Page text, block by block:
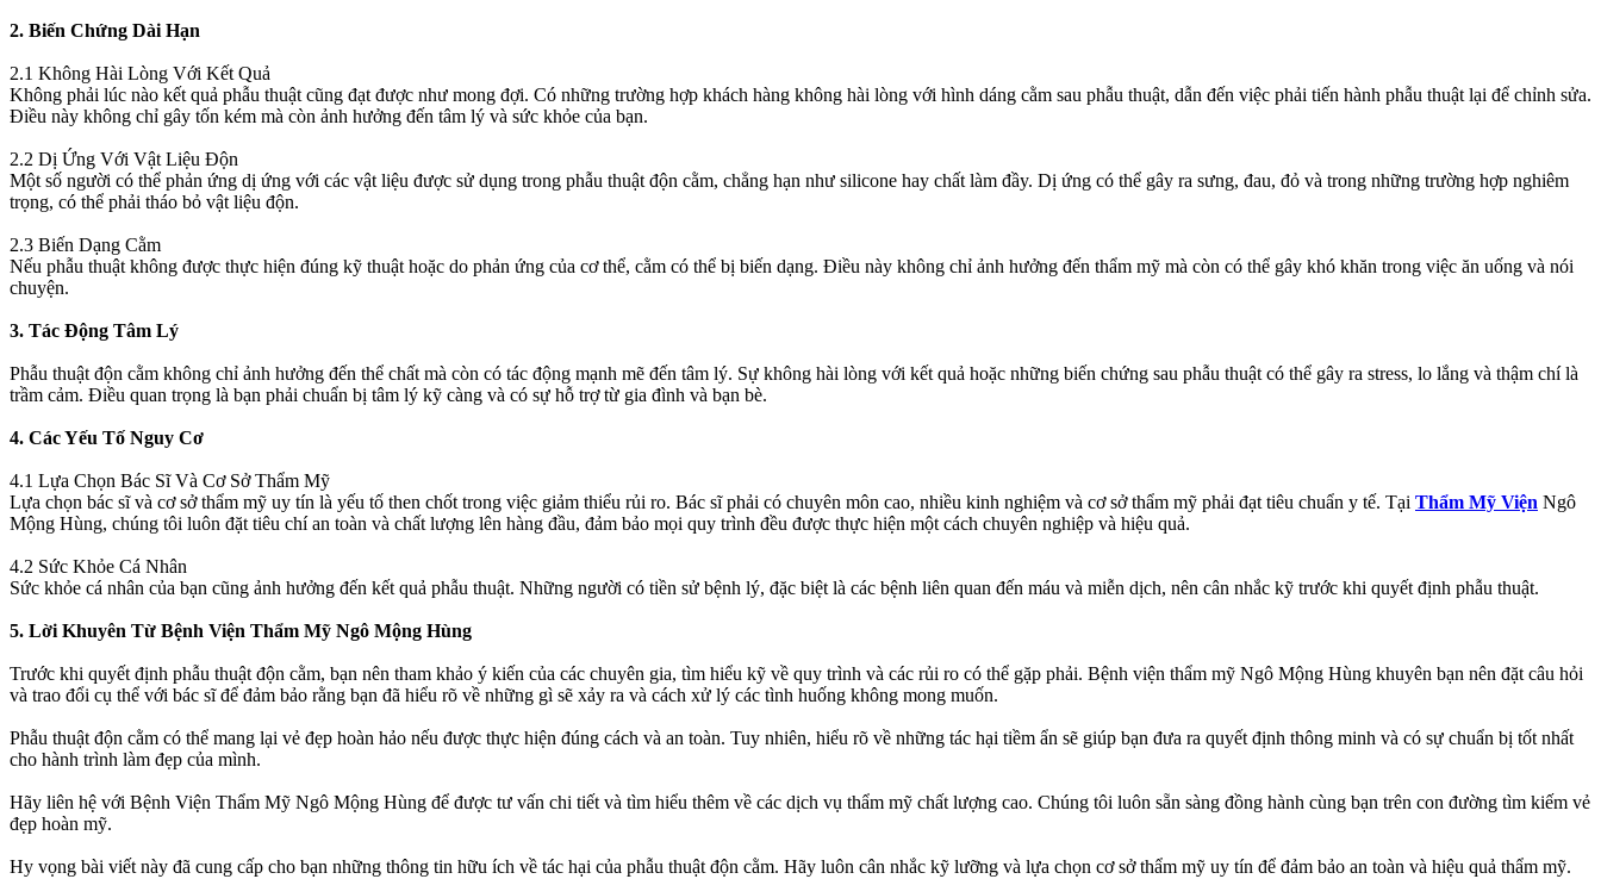
2. Biến Chứng Dài Hạn
2.1 Không Hài Lòng Với Kết Quả
Không phải lúc nào kết quả phẫu thuật cũng đạt được như mong đợi. Có những trường hợp khách hàng không hài lòng với hình dáng cằm sau phẫu thuật, dẫn đến việc phải tiến hành phẫu thuật lại để chỉnh sửa.
Điều này không chỉ gây tốn kém mà còn ảnh hưởng đến tâm lý và sức khỏe của bạn.
2.2 Dị Ứng Với Vật Liệu Độn
Một số người có thể phản ứng dị ứng với các vật liệu được sử dụng trong phẫu thuật độn cằm, chẳng hạn như silicone hay chất làm đầy. Dị ứng có thể gây ra sưng, đau, đỏ và trong những trường hợp nghiêm
trọng, có thể phải tháo bỏ vật liệu độn.
2.3 Biến Dạng Cằm
Nếu phẫu thuật không được thực hiện đúng kỹ thuật hoặc do phản ứng của cơ thể, cằm có thể bị biến dạng. Điều này không chỉ ảnh hưởng đến thẩm mỹ mà còn có thể gây khó khăn trong việc ăn uống và nói
chuyện.
3. Tác Động Tâm Lý
Phẫu thuật độn cằm không chỉ ảnh hưởng đến thể chất mà còn có tác động mạnh mẽ đến tâm lý. Sự không hài lòng với kết quả hoặc những biến chứng sau phẫu thuật có thể gây ra stress, lo lắng và thậm chí là
trầm cảm. Điều quan trọng là bạn phải chuẩn bị tâm lý kỹ càng và có sự hỗ trợ từ gia đình và bạn bè.
4. Các Yếu Tố Nguy Cơ
4.1 Lựa Chọn Bác Sĩ Và Cơ Sở Thẩm Mỹ
Lựa chọn bác sĩ và cơ sở thẩm mỹ uy tín là yếu tố then chốt trong việc giảm thiểu rủi ro. Bác sĩ phải có chuyên môn cao, nhiều kinh nghiệm và cơ sở thẩm mỹ phải đạt tiêu chuẩn y tế. Tại Thẩm Mỹ Viện Ngô
Mộng Hùng, chúng tôi luôn đặt tiêu chí an toàn và chất lượng lên hàng đầu, đảm bảo mọi quy trình đều được thực hiện một cách chuyên nghiệp và hiệu quả.
4.2 Sức Khỏe Cá Nhân
Sức khỏe cá nhân của bạn cũng ảnh hưởng đến kết quả phẫu thuật. Những người có tiền sử bệnh lý, đặc biệt là các bệnh liên quan đến máu và miễn dịch, nên cân nhắc kỹ trước khi quyết định phẫu thuật.
5. Lời Khuyên Từ Bệnh Viện Thẩm Mỹ Ngô Mộng Hùng
Trước khi quyết định phẫu thuật độn cằm, bạn nên tham khảo ý kiến của các chuyên gia, tìm hiểu kỹ về quy trình và các rủi ro có thể gặp phải. Bệnh viện thẩm mỹ Ngô Mộng Hùng khuyên bạn nên đặt câu hỏi
và trao đổi cụ thể với bác sĩ để đảm bảo rằng bạn đã hiểu rõ về những gì sẽ xảy ra và cách xử lý các tình huống không mong muốn.
Phẫu thuật độn cằm có thể mang lại vẻ đẹp hoàn hảo nếu được thực hiện đúng cách và an toàn. Tuy nhiên, hiểu rõ về những tác hại tiềm ẩn sẽ giúp bạn đưa ra quyết định thông minh và có sự chuẩn bị tốt nhất
cho hành trình làm đẹp của mình.
Hãy liên hệ với Bệnh Viện Thẩm Mỹ Ngô Mộng Hùng để được tư vấn chi tiết và tìm hiểu thêm về các dịch vụ thẩm mỹ chất lượng cao. Chúng tôi luôn sẵn sàng đồng hành cùng bạn trên con đường tìm kiếm vẻ
đẹp hoàn mỹ.
Hy vọng bài viết này đã cung cấp cho bạn những thông tin hữu ích về tác hại của phẫu thuật độn cằm. Hãy luôn cân nhắc kỹ lưỡng và lựa chọn cơ sở thẩm mỹ uy tín để đảm bảo an toàn và hiệu quả thẩm mỹ.